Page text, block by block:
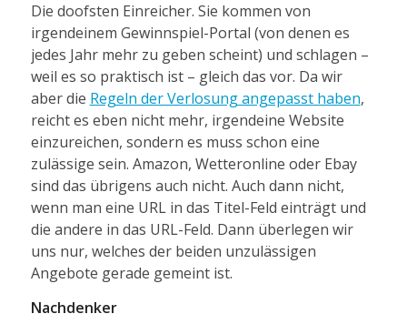
Die doofsten Einreicher. Sie kommen von
irgendeinem Gewinnspiel-Portal (von denen es
jedes Jahr mehr zu geben scheint) und schlagen –
weil es so praktisch ist – gleich das vor. Da wir
aber die Regeln der Verlosung angepasst haben,
reicht es eben nicht mehr, irgendeine Website
einzureichen, sondern es muss schon eine
zulässige sein. Amazon, Wetteronline oder Ebay
sind das übrigens auch nicht. Auch dann nicht,
wenn man eine URL in das Titel-Feld einträgt und
die andere in das URL-Feld. Dann überlegen wir
uns nur, welches der beiden unzulässigen
Angebote gerade gemeint ist.
Nachdenker